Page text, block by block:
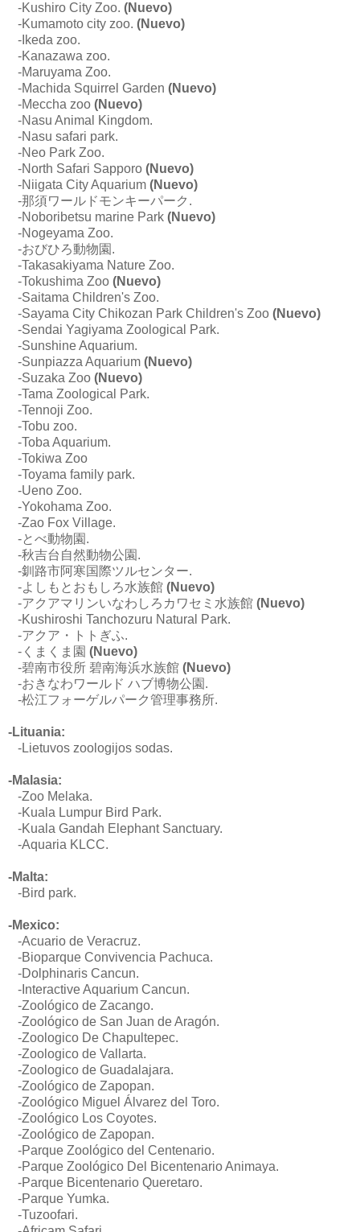
-Kushiro City Zoo. (Nuevo)
-Kumamoto city zoo. (Nuevo)
-Ikeda zoo.
-Kanazawa zoo.
-Maruyama Zoo.
-Machida Squirrel Garden (Nuevo)
-Meccha zoo (Nuevo)
-Nasu Animal Kingdom.
-Nasu safari park.
-Neo Park Zoo.
-North Safari Sapporo (Nuevo)
-Niigata City Aquarium (Nuevo)
-那須ワールドモンキーパーク.
-Noboribetsu marine Park (Nuevo)
-Nogeyama Zoo.
-おびひろ動物園.
-Takasakiyama Nature Zoo.
-Tokushima Zoo (Nuevo)
-Saitama Children's Zoo.
-Sayama City Chikozan Park Children's Zoo (Nuevo)
-Sendai Yagiyama Zoological Park.
-Sunshine Aquarium.
-Sunpiazza Aquarium (Nuevo)
-Suzaka Zoo (Nuevo)
-Tama Zoological Park.
-Tennoji Zoo.
-Tobu zoo.
-Toba Aquarium.
-Tokiwa Zoo
-Toyama family park.
-Ueno Zoo.
-Yokohama Zoo.
-Zao Fox Village.
-とべ動物園.
-秋吉台自然動物公園.
-釧路市阿寒国際ツルセンター.
-よしもとおもしろ水族館 (Nuevo)
-アクアマリンいなわしろカワセミ水族館 (Nuevo)
-Kushiroshi Tanchozuru Natural Park.
-アクア・トトぎふ.
-くまくま園 (Nuevo)
-碧南市役所 碧南海浜水族館 (Nuevo)
-おきなわワールド ハブ博物公園.
-松江フォーゲルパーク管理事務所.
-Lituania:
-Lietuvos zoologijos sodas.
-Malasia:
-Zoo Melaka.
-Kuala Lumpur Bird Park.
-Kuala Gandah Elephant Sanctuary.
-Aquaria KLCC.
-Malta:
-Bird park.
-Mexico:
-Acuario de Veracruz.
-Bioparque Convivencia Pachuca.
-Dolphinaris Cancun.
-Interactive Aquarium Cancun.
-Zoológico de Zacango.
-Zoológico de San Juan de Aragón.
-Zoologico De Chapultepec.
-Zoologico de Vallarta.
-Zoologico de Guadalajara.
-Zoológico de Zapopan.
-Zoológico Miguel Álvarez del Toro.
-Zoológico Los Coyotes.
-Zoológico de Zapopan.
-Parque Zoológico del Centenario.
-Parque Zoológico Del Bicentenario Animaya.
-Parque Bicentenario Queretaro.
-Parque Yumka.
-Tuzoofari.